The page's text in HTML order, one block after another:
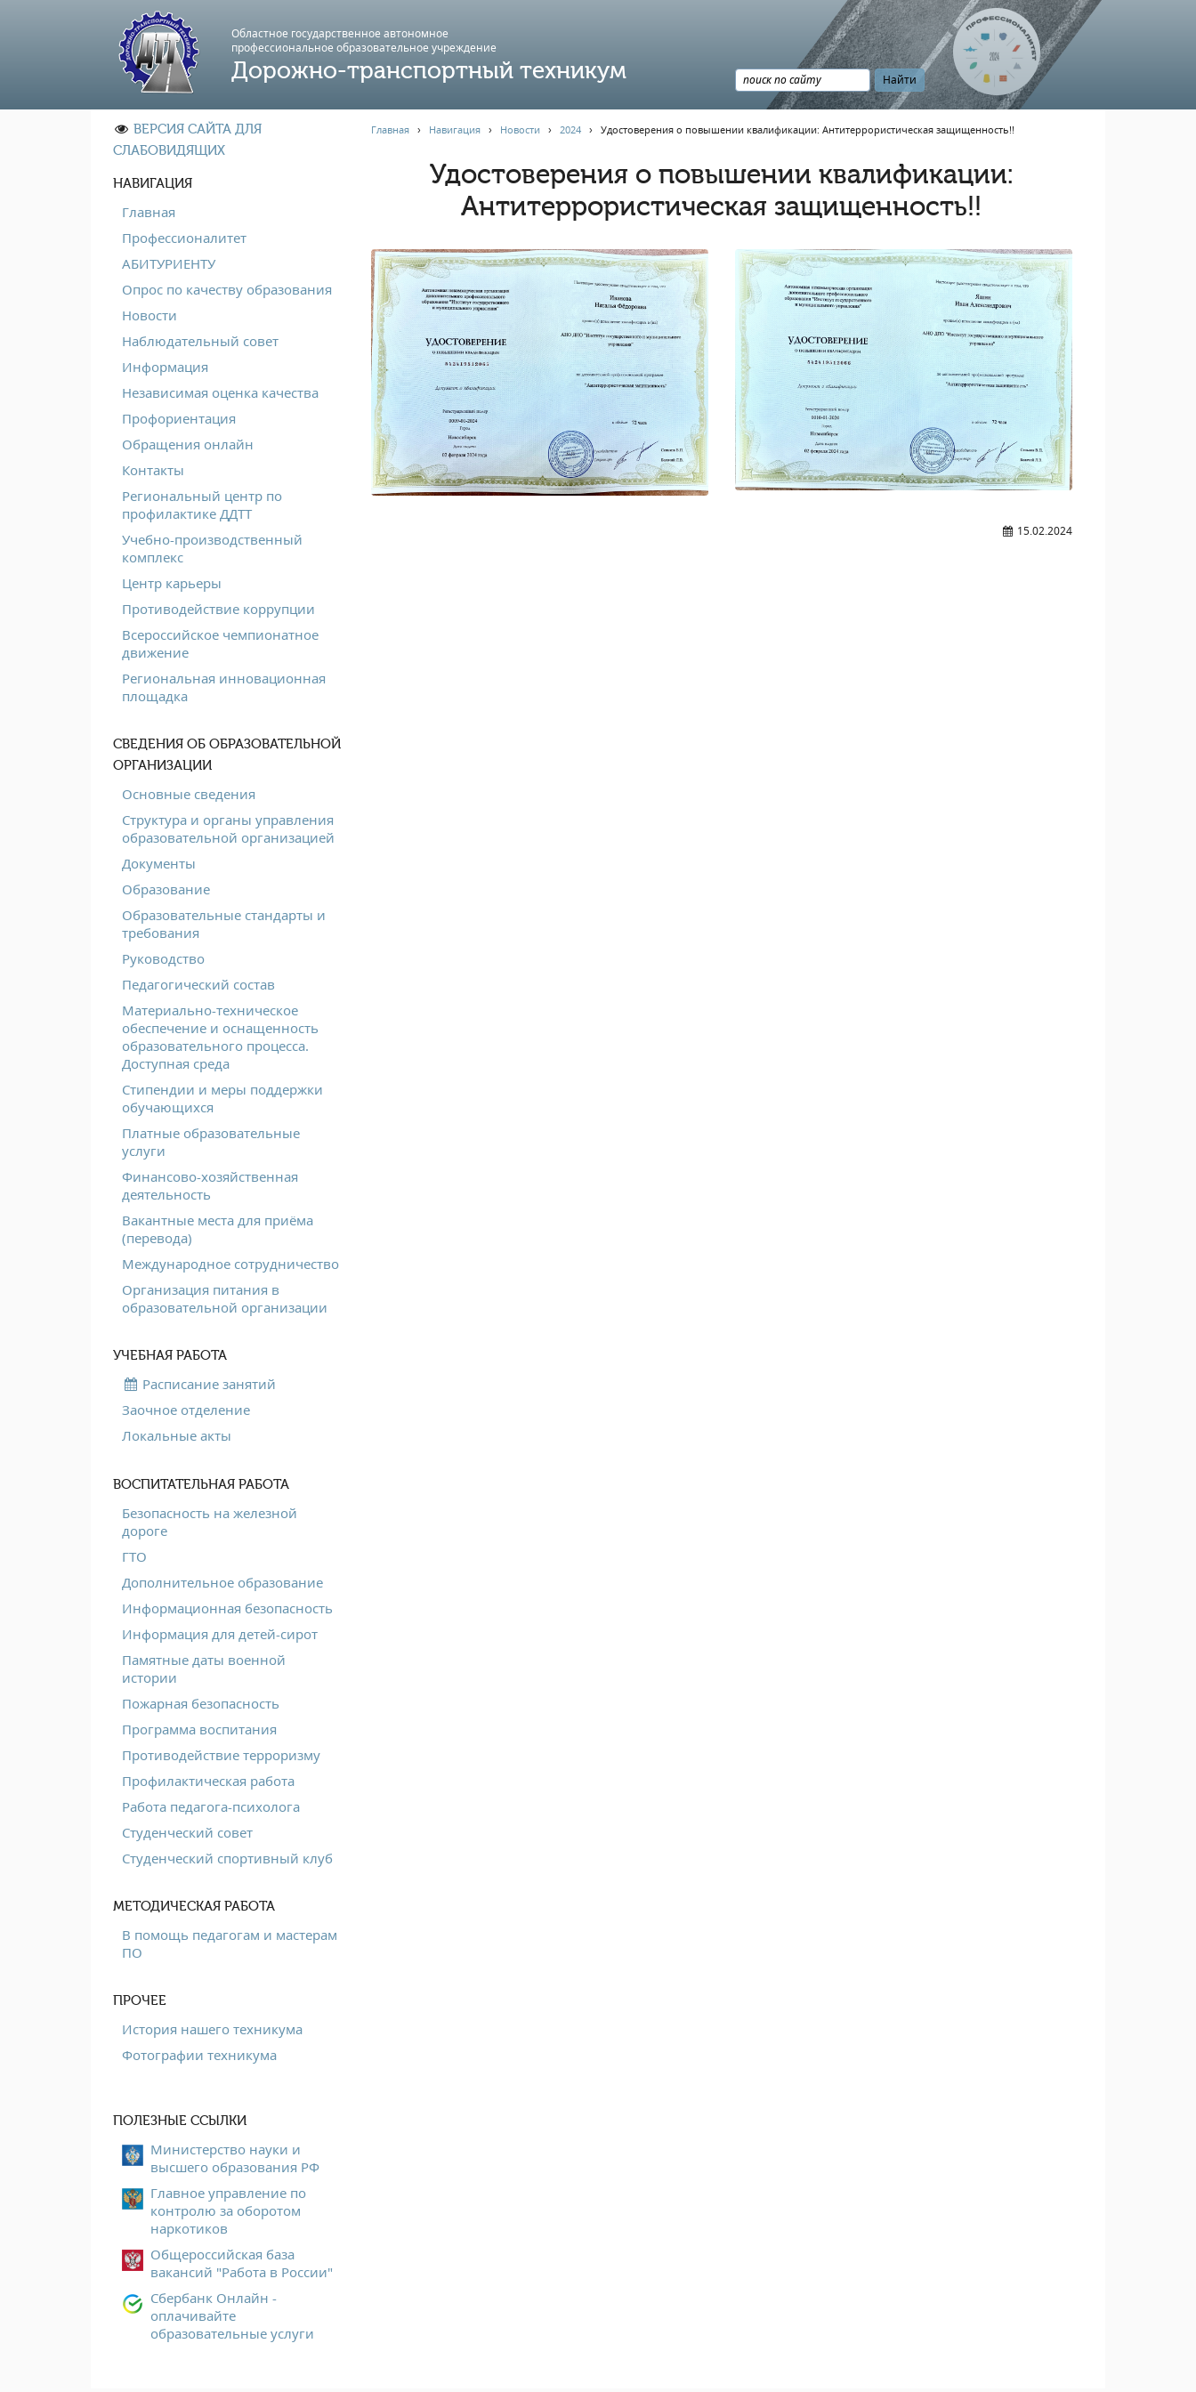
Областное государственное автономное
профессиональноe образовательное учреждение
Дорожно-транспортный техникум
ВЕРСИЯ САЙТА ДЛЯ
СЛАБОВИДЯЩИХ
НАВИГАЦИЯ
Главная
Профессионалитет
АБИТУРИЕНТУ
Опрос по качеству образования
Новости
Наблюдательный совет
Информация
Независимая оценка качества
Профориентация
Обращения онлайн
Контакты
Региональный центр по
профилактике ДДТТ
Учебно-производственный
комплекс
Центр карьеры
Противодействие коррупции
Всероссийское чемпионатное
движение
Региональная инновационная
площадка
СВЕДЕНИЯ ОБ ОБРАЗОВАТЕЛЬНОЙ
ОРГАНИЗАЦИИ
Основные сведения
Структура и органы управления
образовательной организацией
Документы
Образование
Образовательные стандарты и
требования
Руководство
Педагогический состав
Материально-техническое
обеспечение и оснащенность
образовательного процесса.
Доступная среда
Стипендии и меры поддержки
обучающихся
Платные образовательные
услуги
Финансово-хозяйственная
деятельность
Вакантные места для приёма
(перевода)
Международное сотрудничество
Организация питания в
образовательной организации
УЧЕБНАЯ РАБОТА
Расписание занятий
Заочное отделение
Локальные акты
ВОСПИТАТЕЛЬНАЯ РАБОТА
Безопасность на железной
дороге
ГТО
Дополнительное образование
Информационная безопасность
Информация для детей-сирот
Памятные даты военной
истории
Пожарная безопасность
Программа воспитания
Противодействие терроризму
Профилактическая работа
Работа педагога-психолога
Студенческий совет
Студенческий спортивный клуб
МЕТОДИЧЕСКАЯ РАБОТА
В помощь педагогам и мастерам
ПО
ПРОЧЕЕ
История нашего техникума
Фотографии техникума
ПОЛЕЗНЫЕ ССЫЛКИ
Министерство науки и
высшего образования РФ
Главное управление по
контролю за оборотом
наркотиков
Общероссийская база
вакансий "Работа в России"
Сбербанк Онлайн -
оплачивайте
образовательные услуги
Главная› Навигация› Новости › 2024› Удостоверения о повышении квалификации: Антитеррористическая защищенность!!
Удостоверения о повышении квалификации:
Антитеррористическая защищенность!!
15.02.2024